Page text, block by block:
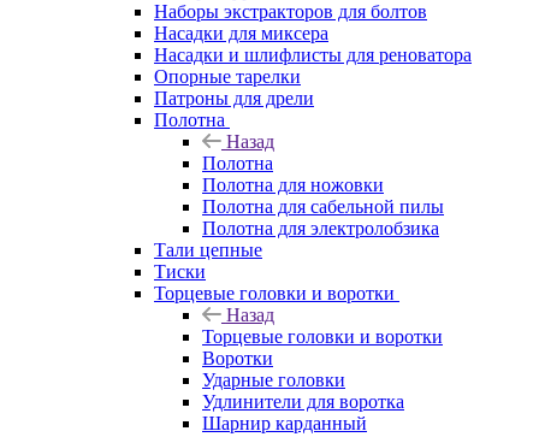
Наборы экстракторов для болтов
Насадки для миксера
Насадки и шлифлисты для реноватора
Опорные тарелки
Патроны для дрели
Полотна
Назад
Полотна
Полотна для ножовки
Полотна для сабельной пилы
Полотна для электролобзика
Тали цепные
Тиски
Торцевые головки и воротки
Назад
Торцевые головки и воротки
Воротки
Ударные головки
Удлинители для воротка
Шарнир карданный